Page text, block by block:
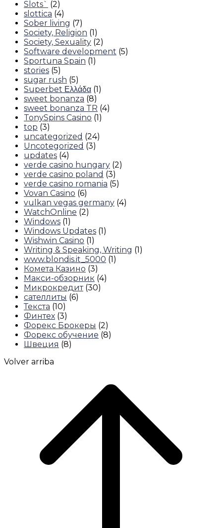
Slots` (2)
slottica (4)
Sober living (7)
Society, Religion (1)
Society, Sexuality (2)
Software development (5)
Sportuna Spain (1)
stories (5)
sugar rush (5)
Superbet Ελλάδα (1)
sweet bonanza (8)
sweet bonanza TR (4)
TonySpins Casino (1)
top (3)
uncategorized (24)
Uncotegorized (3)
updates (4)
verde casino hungary (2)
verde casino poland (3)
verde casino romania (5)
Vovan Casino (6)
vulkan vegas germany (4)
WatchOnline (2)
Windows (1)
Windows Updates (1)
Wishwin Casino (1)
Writing & Speaking, Writing (1)
www.blondis.it_5000 (1)
Комета Казино (3)
Макси-обзорник (4)
Микрокредит(30)
сателлиты (6)
Текста (10)
Финтех (3)
Форекс Брокеры (2)
Форекс обучение (8)
Швеция (8)
Volver arriba